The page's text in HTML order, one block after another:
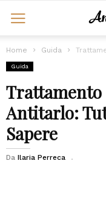
Home Guida
Guida
Trattamento
Antitarlo:
Sapere
Da Ilaria Perreca